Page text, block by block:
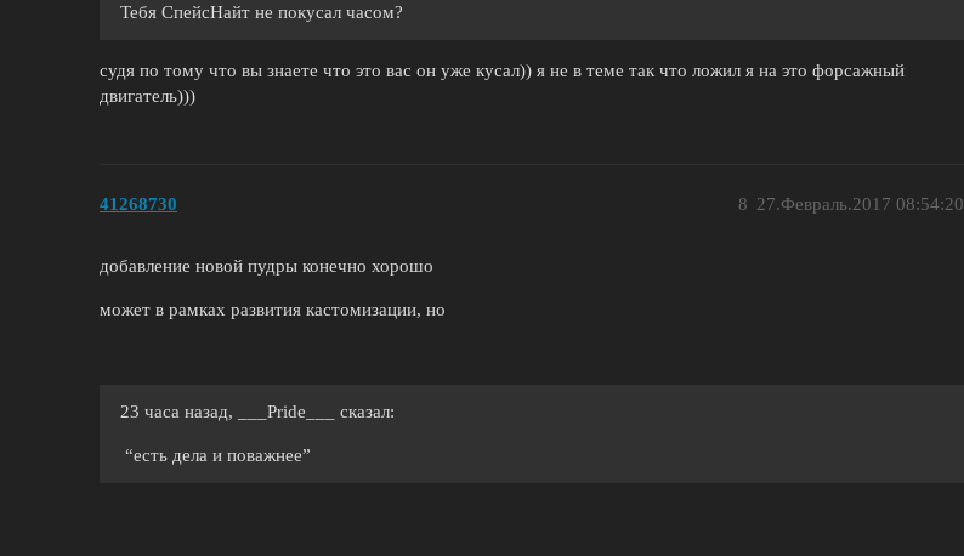
Тебя СпейсНайт не покусал часом?
судя по тому что вы знаете что это вас он уже кусал)) я не в теме так что ложил я на это форсажный
двигатель)))
41268730 27.Февраль.2017 08:54:20
8
добавление новой пудры конечно хорошо
может в рамках развития кастомизации, но
23 часа назад, ___Pride___ сказал:
“есть дела и поважнее”